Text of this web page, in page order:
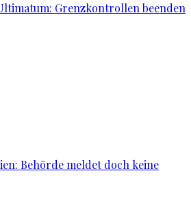
Grenzkontrollen beenden
Behörde meldet doch keine